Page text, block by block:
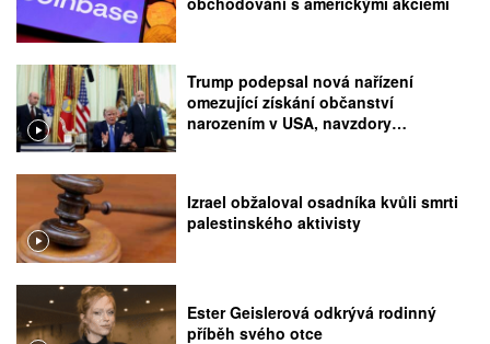
Trump podepsal nová nařízení
omezující získání občanství
narozením v USA, navzdory
Izrael obžaloval osadníka kvůli smrti
palestinského aktivisty
Ester Geislerová odkrývá rodinný
příběh svého otce